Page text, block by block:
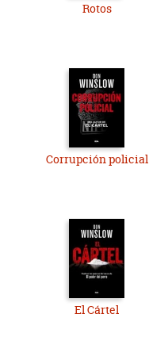
Rotos
Corrupción policial
El Cártel